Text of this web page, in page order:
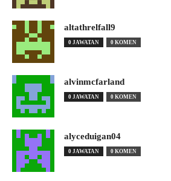
altathrelfall9
0 JAWATAN 0 KOMEN
alvinmcfarland
0 JAWATAN 0 KOMEN
alyceduigan04
0 JAWATAN 0 KOMEN